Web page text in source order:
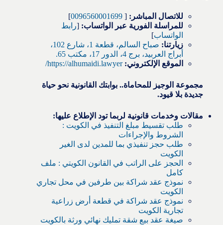
للاتصال المباشر: [
0096560001699
]
للمراسلة الفورية عبر الواتساب: [رابط
الواتساب]
زيارتنا:
صباح السالم، قطعة 1، شارع 102،
أبراج العربيد، برج 4، الدور 17، مكتب 65.
الموقع الإلكتروني: https://alhumaidi.lawyer/
مجموعة الوجيز للمحاماة.. بوابتك القانونية نحو حياة
جديدة بلا قيود.
مقالات وخدمات قانونية لربما تود الإطلاع عليها:
طلب تقسيط مبلغ التنفيذ في الكويت :
الشروط والإجراءات
طلب حجز تنفيذي بما للمدين لدى الغير
الكويت
الحجز على الراتب في القانون الكويتي : ملف
كامل
نموذج عقد شراكة بين طرفين في محل تجاري
الكويت
نموذج عقد شراكة في قطعة أرض زراعية
تجارية الكويت
صيغة عقد بيع شقة تمليك نهائي ورثة بالكويت